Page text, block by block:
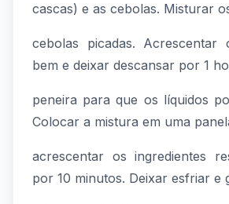
cascas) e as cebolas. Misturar
cebolas picadas. Acrescentar
bem e deixar descansar por 1
peneira para que os líquidos
Colocar a mistura em uma
acrescentar os ingredientes
por 10 minutos. Deixar esfriar e